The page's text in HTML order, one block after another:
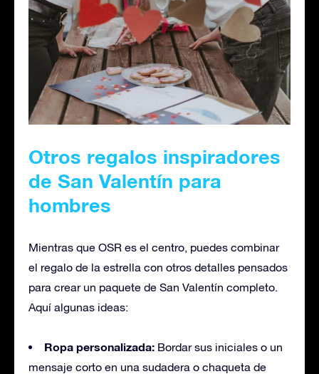
Otros regalos inspiradores
de San Valentín para
hombres
Mientras que OSR es el centro, puedes combinar
el regalo de la estrella con otros detalles pensados
para crear un paquete de San Valentín completo.
Aquí algunas ideas:
Ropa personalizada: Bordar sus iniciales o un
mensaje corto en una sudadera o chaqueta de